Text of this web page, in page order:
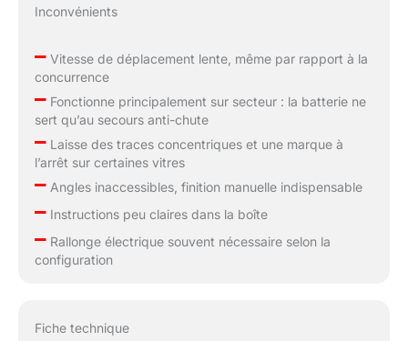
Inconvénients
–Vitesse de déplacement lente, même par rapport à la
concurrence
–Fonctionne principalement sur secteur : la batterie ne
sert qu’au secours anti-chute
–Laisse des traces concentriques et une marque à
l’arrêt sur certaines vitres
–Angles inaccessibles, finition manuelle indispensable
–Instructions peu claires dans la boîte
–Rallonge électrique souvent nécessaire selon la
configuration
Fiche technique